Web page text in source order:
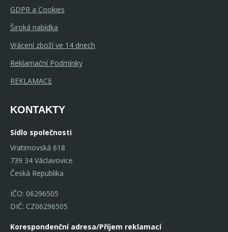
GDPR a Cookies
Široká nabídka
Vrácení zboží ve 14 dnech
Reklamační Podmínky
REKLAMACE
KONTAKTY
Sídlo společnosti
Vratimovská 618
739 34 Václavovice
Česká Republika
IČO: 06296505
DIČ: CZ06296505
Korespondenční adresa/Příjem reklamací